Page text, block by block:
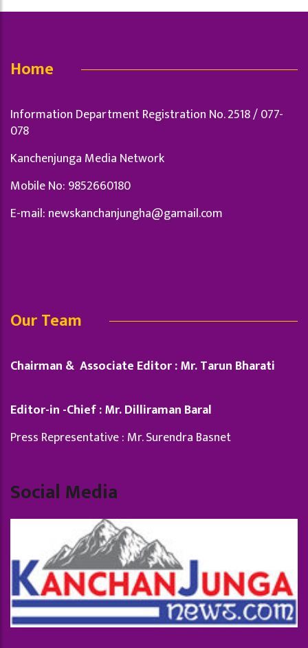
Home
Information Department Registration No. 2518 / 077-
078
Kanchenjunga Media Network
Mobile No: 9852660180
E-mail: newskanchanjungha@gamail.com
Our Team
Chairman & Associate Editor : Mr. Tarun Bharati
Editor-in -Chief : Mr. Dilliraman Baral
Press Representative : Mr. Surendra Basnet
Social Media